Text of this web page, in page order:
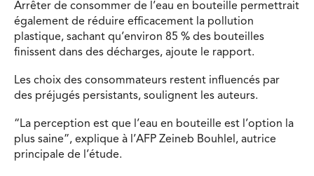
Arrêter de consommer de l’eau en bouteille permettrait
également de réduire efficacement la pollution
plastique, sachant qu’environ 85 % des bouteilles
finissent dans des décharges, ajoute le rapport.
Les choix des consommateurs restent influencés par
des préjugés persistants, soulignent les auteurs.
“La perception est que l’eau en bouteille est l’option la
plus saine”, explique à l’AFP Zeineb Bouhlel, autrice
principale de l’étude.